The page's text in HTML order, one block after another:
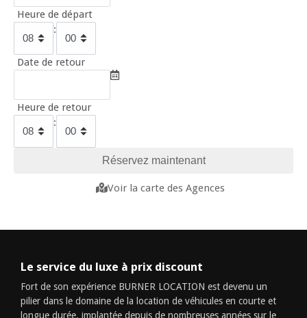
Heure de départ
:
Date de retour
Heure de retour
:
Voir la carte des Agences
Le service du luxe à prix discount
Fort de son expérience BURNER LOCATION est devenu un
pilier dans le domaine de la location de véhicules en courte et
longue durée, implantée depuis de nombreuses années sur le